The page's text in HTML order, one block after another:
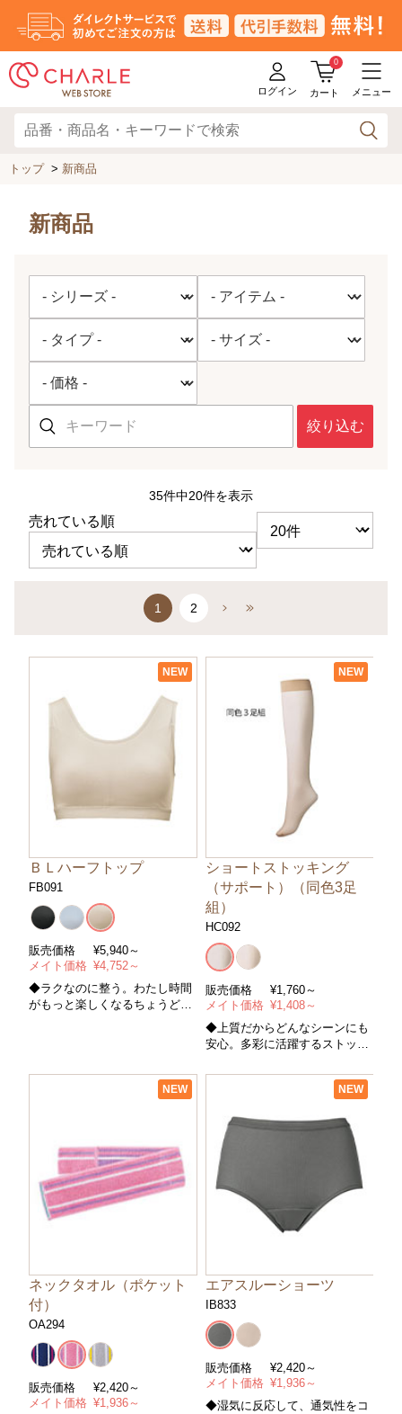
ログイン
0
カート メニュー
トップ> 新商品
新商品
絞り込む
35件中20件を表示
売れている順
1 2
NEW
ＢＬハーフトップ
FB091
販売価格 ¥5,940～
メイト価格 ¥4,752～
◆ラクなのに整う。わたし時間
がもっと楽しくなるちょうどよ
NEW
ショートストッキング
（サポート）（同色3足
組）
HC092
販売価格 ¥1,760～
メイト価格 ¥1,408～
◆上質だからどんなシーンにも
安心。多彩に活躍するストッキ
NEW
ネックタオル（ポケット
付）
OA294
販売価格 ¥2,420～
メイト価格 ¥1,936～
NEW
エアスルーショーツ
IB833
販売価格 ¥2,420～
メイト価格 ¥1,936～
◆湿気に反応して、通気性をコ